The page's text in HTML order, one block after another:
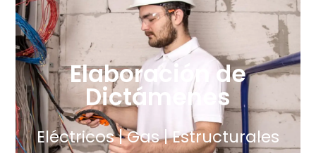
Elaboración de
Dictámenes
Eléctricos | Gas | Estructurales